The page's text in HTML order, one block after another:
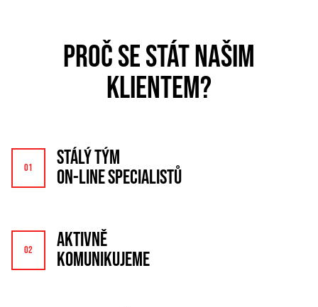
PROČ SE STÁT NAŠIM
KLIENTEM?
STÁLÝ TÝM
ON-LINE SPECIALISTŮ
AKTIVNĚ
KOMUNIKUJEME